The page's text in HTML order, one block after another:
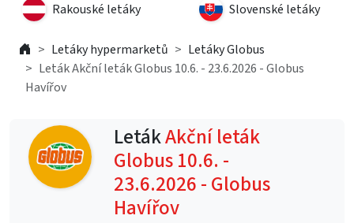
Rakouské letáky Slovenské letáky
Letáky hypermarketů
Letáky Globus
Leták Akční leták Globus 10.6. - 23.6.2026 - Globus
Havířov
LetákAkční leták
Globus 10.6. -
23.6.2026 - Globus
Havířov